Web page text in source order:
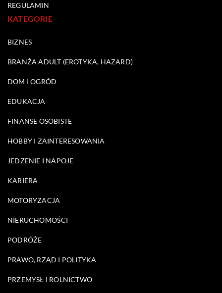
REGULAMIN
KATEGORIE
BIZNES
BRANŻA ADULT (EROTYKA, HAZARD)
DOM I OGRÓD
EDUKACJA
FINANSE OSOBISTE
HOBBY I ZAINTERESOWANIA
JEDZENIE I NAPOJE
KARIERA
MOTORYZACJA
NIERUCHOMOŚCI
PODRÓŻE
PRAWO, RZĄD I POLITYKA
PRZEMYSŁ I ROLNICTWO